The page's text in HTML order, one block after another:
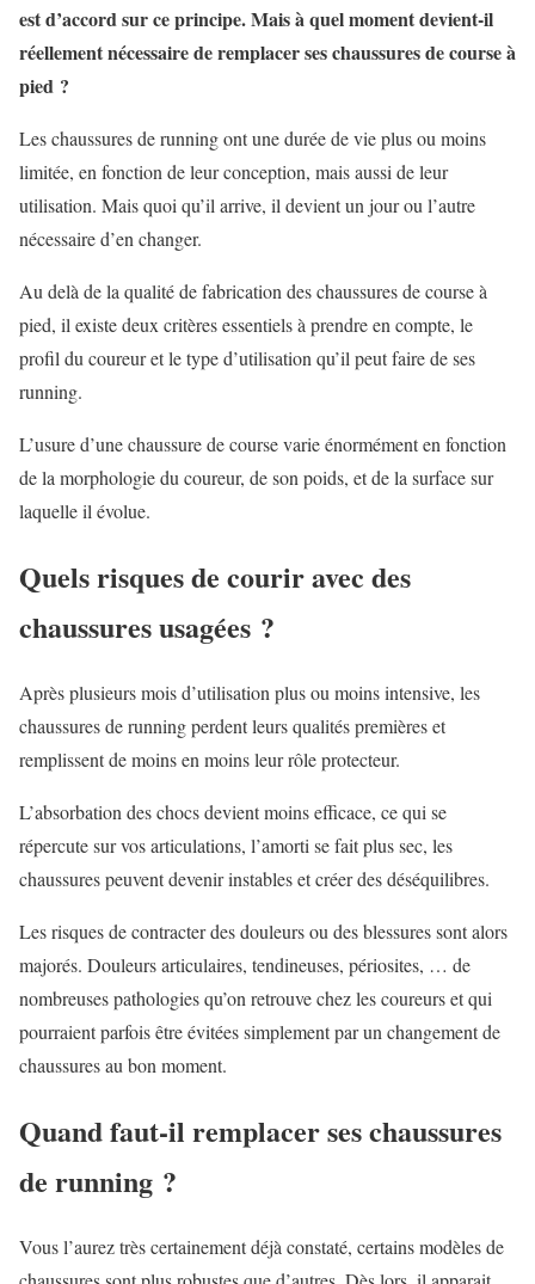
est d’accord sur ce principe. Mais à quel moment devient-il
réellement nécessaire de remplacer ses chaussures de course à
pied ?
Les chaussures de running ont une durée de vie plus ou moins
limitée, en fonction de leur conception, mais aussi de leur
utilisation. Mais quoi qu’il arrive, il devient un jour ou l’autre
nécessaire d’en changer.
Au delà de la qualité de fabrication des chaussures de course à
pied, il existe deux critères essentiels à prendre en compte, le
profil du coureur et le type d’utilisation qu’il peut faire de ses
running.
L’usure d’une chaussure de course varie énormément en fonction
de la morphologie du coureur, de son poids, et de la surface sur
laquelle il évolue.
Quels risques de courir avec des
chaussures usagées ?
Après plusieurs mois d’utilisation plus ou moins intensive, les
chaussures de running perdent leurs qualités premières et
remplissent de moins en moins leur rôle protecteur.
L’absorbation des chocs devient moins efficace, ce qui se
répercute sur vos articulations, l’amorti se fait plus sec, les
chaussures peuvent devenir instables et créer des déséquilibres.
Les risques de contracter des douleurs ou des blessures sont alors
majorés. Douleurs articulaires, tendineuses, périosites, … de
nombreuses pathologies qu’on retrouve chez les coureurs et qui
pourraient parfois être évitées simplement par un changement de
chaussures au bon moment.
Quand faut-il remplacer ses chaussures
de running ?
Vous l’aurez très certainement déjà constaté, certains modèles de